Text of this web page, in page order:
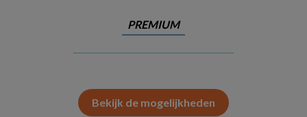
PREMIUM
Bekijk de mogelijkheden